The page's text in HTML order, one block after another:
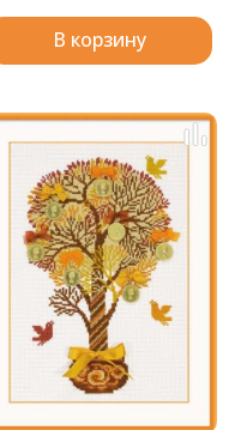
В корзину